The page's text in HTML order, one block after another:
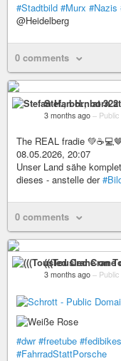
#Stadtbild #Murx #Nazis
@Heidelberg
0 comments
Stefan H., born
3 months ago – Public
The REAL fradie
08.05.2026, 20:07
Unser Land sähe
dieses - anstelle der
0 comments
(((Tousled Crane
3 months ago – Public
#dwr #freetube #fedibikes
#FahrradStattPorsche